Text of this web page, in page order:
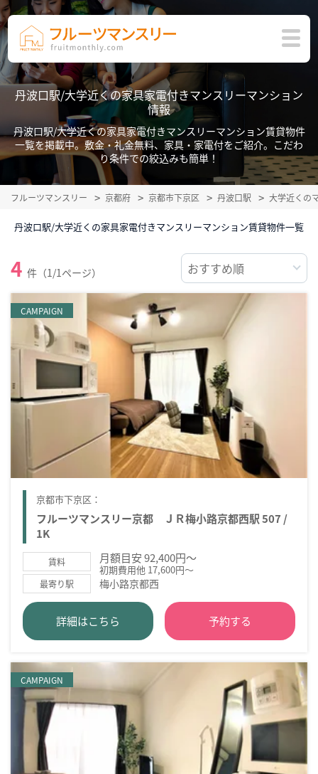
丹波口駅/大学近くの家具家電付きマンスリーマンション
情報
丹波口駅/大学近くの家具家電付きマンスリーマンション賃貸物件
一覧を掲載中。敷金・礼金無料、家具・家電付をご紹介。こだわ
り条件での絞込みも簡単！
フルーツマンスリー 京都府 京都市下京区 丹波口駅 大学近くの
丹波口駅/大学近くの家具家電付きマンスリーマンション賃貸物件一覧
4 件（1/1ページ）
CAMPAIGN
京都市下京区：
フルーツマンスリー京都 ＪＲ梅小路京都西駅 507 /
1K
賃料 月額目安 92,400円～
初期費用他 17,600円～
最寄り駅 梅小路京都西
詳細はこちら 予約する
CAMPAIGN